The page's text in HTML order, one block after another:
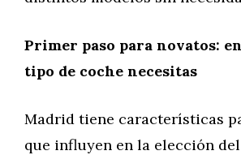
Primer paso para novatos:
tipo de coche necesitas
Madrid tiene características
que influyen en la elección